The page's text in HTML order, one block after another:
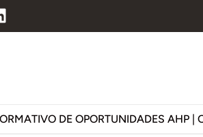
DE OPORTUNIDADES AHP |